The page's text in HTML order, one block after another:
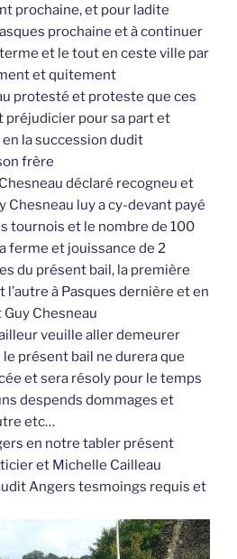
prochaine, et pour ladite
prochaine et à continuer
et le tout en ceste ville par
et quitement
protesté et proteste que ces
préjudicier pour sa part et
la succession dudit
frère
déclaré recogneu et
Chesneau luy a cy-devant payé
tournois et le nombre de 100
ferme et jouissance de 2
du présent bail, la première
l’autre à Pasques dernière et en
Chesneau
veuille aller demeurer
le présent bail ne durera que
et sera résoly pour le temps
despends dommages et
etc…
en notre tabler présent
et Michelle Cailleau
Angers tesmoings requis et